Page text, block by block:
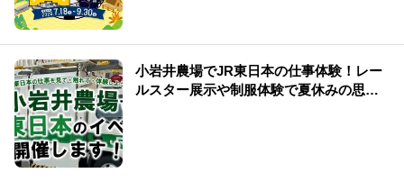
小岩井農場でJR東日本の仕事体験！レー
ルスター展示や制服体験で夏休みの思い